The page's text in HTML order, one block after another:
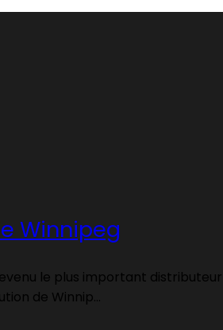
Winnipeg
le plus important
de Winnip...